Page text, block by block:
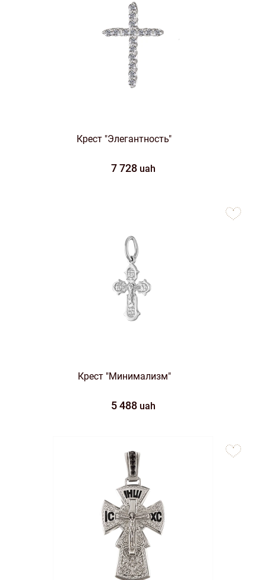
Крест "Элегантность"
7 728 uah
Крест "Минимализм"
5 488 uah
favorites
favorites